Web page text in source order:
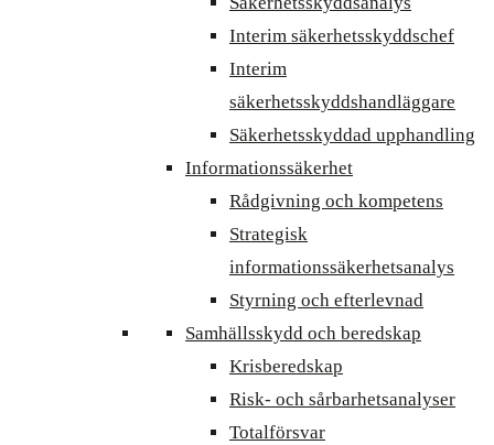
Interim säkerhetsskyddschef
Interim
säkerhetsskyddshandläggare
Säkerhetsskyddad upphandling
Informationssäkerhet
Rådgivning och kompetens
Strategisk
informationssäkerhetsanalys
Styrning och efterlevnad
Samhällsskydd och beredskap
Krisberedskap
Risk- och sårbarhetsanalyser
Totalförsvar